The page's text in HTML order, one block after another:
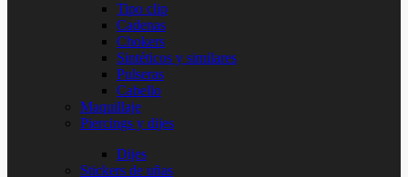
Tipo clip
Cadenas
Chokers
Sintéticos y similares
Pulseras
Cabello
Maquillaje
Piercings y dijes
Dijes
Stickers de uñas